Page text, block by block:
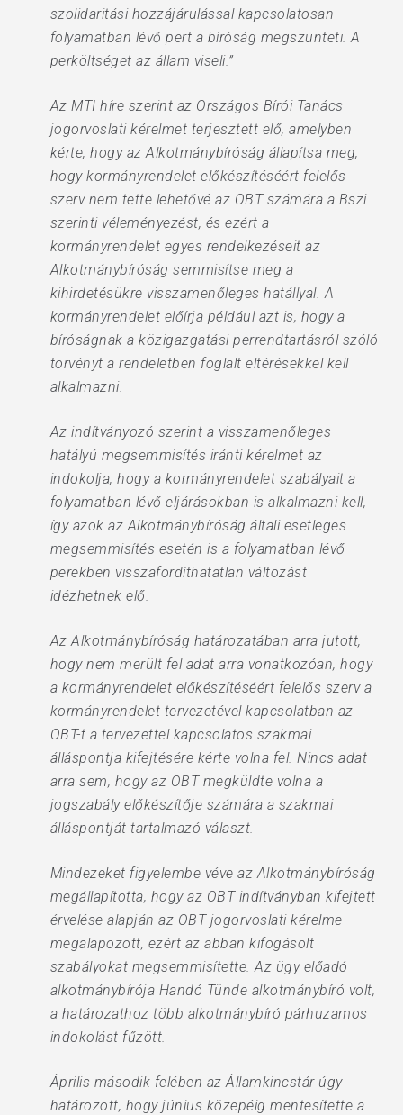
szolidaritási hozzájárulással kapcsolatosan
folyamatban lévő pert a bíróság megszünteti. A
perköltséget az állam viseli.”
Az MTI híre szerint az Országos Bírói Tanács
jogorvoslati kérelmet terjesztett elő, amelyben
kérte, hogy az Alkotmánybíróság állapítsa meg,
hogy kormányrendelet előkészítéséért felelős
szerv nem tette lehetővé az OBT számára a Bszi.
szerinti véleményezést, és ezért a
kormányrendelet egyes rendelkezéseit az
Alkotmánybíróság semmisítse meg a
kihirdetésükre visszamenőleges hatállyal. A
kormányrendelet előírja például azt is, hogy a
bíróságnak a közigazgatási perrendtartásról szóló
törvényt a rendeletben foglalt eltérésekkel kell
alkalmazni.
Az indítványozó szerint a visszamenőleges
hatályú megsemmisítés iránti kérelmet az
indokolja, hogy a kormányrendelet szabályait a
folyamatban lévő eljárásokban is alkalmazni kell,
így azok az Alkotmánybíróság általi esetleges
megsemmisítés esetén is a folyamatban lévő
perekben visszafordíthatatlan változást
idézhetnek elő.
Az Alkotmánybíróság határozatában arra jutott,
hogy nem merült fel adat arra vonatkozóan, hogy
a kormányrendelet előkészítéséért felelős szerv a
kormányrendelet tervezetével kapcsolatban az
OBT-t a tervezettel kapcsolatos szakmai
álláspontja kifejtésére kérte volna fel. Nincs adat
arra sem, hogy az OBT megküldte volna a
jogszabály előkészítője számára a szakmai
álláspontját tartalmazó választ.
Mindezeket figyelembe véve az Alkotmánybíróság
megállapította, hogy az OBT indítványban kifejtett
érvelése alapján az OBT jogorvoslati kérelme
megalapozott, ezért az abban kifogásolt
szabályokat megsemmisítette. Az ügy előadó
alkotmánybírója Handó Tünde alkotmánybíró volt,
a határozathoz több alkotmánybíró párhuzamos
indokolást fűzött.
Április második felében az Államkincstár úgy
határozott, hogy június közepéig mentesítette a